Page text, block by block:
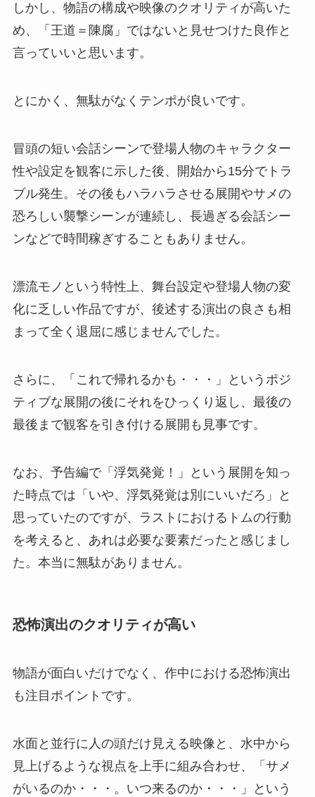
しかし、物語の構成や映像のクオリティが高いた
め、「王道＝陳腐」ではないと見せつけた良作と
言っていいと思います。
とにかく、無駄がなくテンポが良いです。
冒頭の短い会話シーンで登場人物のキャラクター
性や設定を観客に示した後、開始から15分でトラ
ブル発生。その後もハラハラさせる展開やサメの
恐ろしい襲撃シーンが連続し、長過ぎる会話シー
ンなどで時間稼ぎすることもありません。
漂流モノという特性上、舞台設定や登場人物の変
化に乏しい作品ですが、後述する演出の良さも相
まって全く退屈に感じませんでした。
さらに、「これで帰れるかも・・・」というポジ
ティブな展開の後にそれをひっくり返し、最後の
最後まで観客を引き付ける展開も見事です。
なお、予告編で「浮気発覚！」という展開を知っ
た時点では「いや、浮気発覚は別にいいだろ」と
思っていたのですが、ラストにおけるトムの行動
を考えると、あれは必要な要素だったと感じまし
た。本当に無駄がありません。
恐怖演出のクオリティが高い
物語が面白いだけでなく、作中における恐怖演出
も注目ポイントです。
水面と並行に人の頭だけ見える映像と、水中から
見上げるような視点を上手に組み合わせ、「サメ
がいるのか・・・。いつ来るのか・・・」という